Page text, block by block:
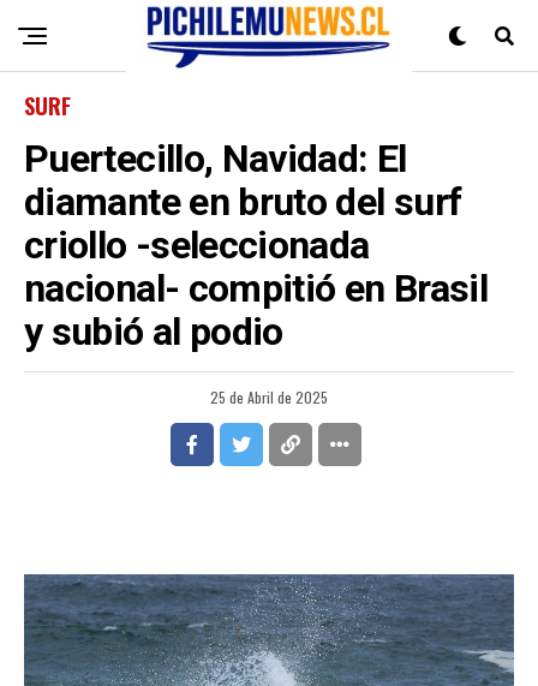
SURF
Puertecillo, Navidad: El
diamante en bruto del surf
criollo -seleccionada
nacional- compitió en Brasil
y subió al podio
25 de Abril de 2025